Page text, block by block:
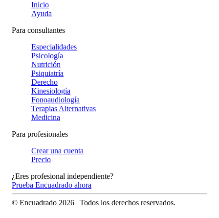
Inicio
Ayuda
Para consultantes
Especialidades
Psicología
Nutrición
Psiquiatría
Derecho
Kinesiología
Fonoaudiología
Terapias Alternativas
Medicina
Para profesionales
Crear una cuenta
Precio
¿Eres profesional independiente?
Prueba Encuadrado ahora
© Encuadrado 2026 | Todos los derechos reservados.